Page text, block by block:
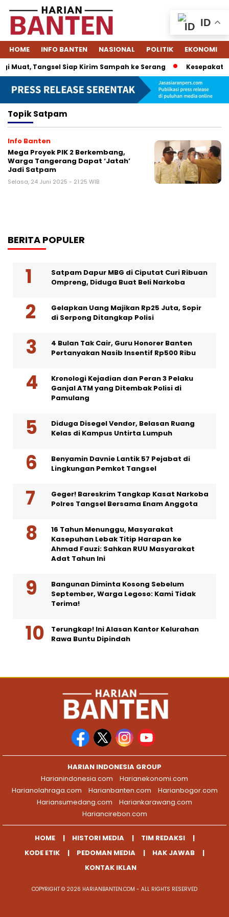
HOME INFO BANTEN NASIONAL POLITIK EKONOMI
Muat, Tangsel Siap Kirim Sampah ke Serang
TopikSatpam
Info Banten
Mega Proyek PIK 2 Berkembang,
Warga Tangerang Dapat ‘Jatah’
Jadi Satpam
Selasa, 24 Juni 2025 - 21:25 WIB
BERITA POPULER
Satpam Dapur MBG di Ciputat Curi Ribuan
Ompreng, Diduga Buat Beli Narkoba
Gelapkan Uang Majikan Rp25 Juta, Sopir
di Serpong Ditangkap Polisi
4 Bulan Tak Cair, Guru Honorer Banten
Pertanyakan Nasib Insentif Rp500 Ribu
Kronologi Kejadian dan Peran 3 Pelaku
Ganjal ATM yang Ditembak Polisi di
Pamulang
Diduga Disegel Vendor, Belasan Ruang
Kelas di Kampus Untirta Lumpuh
Benyamin Davnie Lantik 57 Pejabat di
Lingkungan Pemkot Tangsel
Geger! Bareskrim Tangkap Kasat Narkoba
Polres Tangsel Bersama Enam Anggota
16 Tahun Menunggu, Masyarakat
Kasepuhan Lebak Titip Harapan ke
Ahmad Fauzi: Sahkan RUU Masyarakat
Adat Tahun Ini
Bangunan Diminta Kosong Sebelum
September, Warga Legoso: Kami Tidak
Terima!
Terungkap! Ini Alasan Kantor Kelurahan
Rawa Buntu Dipindah
ID
HARIAN INDONESIA GROUP
Harianindonesia.com
Harianekonomi.com
Harianolahraga.com
Harianbanten.com
Harianbogor.com
Hariansumedang.com
Hariankarawang.com
Hariancirebon.com
HOME HISTORI MEDIA
TIM REDAKSI
KODE ETIK
PEDOMAN MEDIA
HAK JAWAB
KONTAK IKLAN
COPYRIGHT © 2026 HARIANBANTEN.COM - ALL RIGHTS RESERVED